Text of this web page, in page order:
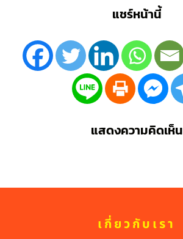
แชร์หน้านี้
แสดงความคิดเห็น
เกี่ยวกับเรา